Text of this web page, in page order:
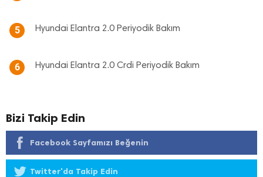
5 Hyundai Elantra 2.0 Periyodik Bakım
6 Hyundai Elantra 2.0 Crdi Periyodik Bakım
Bizi Takip Edin
Facebook Sayfamızı Beğenin
Twitter'da Takip Edin